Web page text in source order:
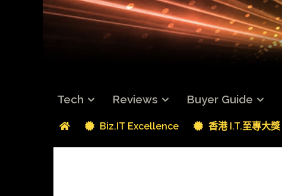
Tech Reviews Buyer Guide
Biz.IT Excellence 香港 I.T.至專大獎